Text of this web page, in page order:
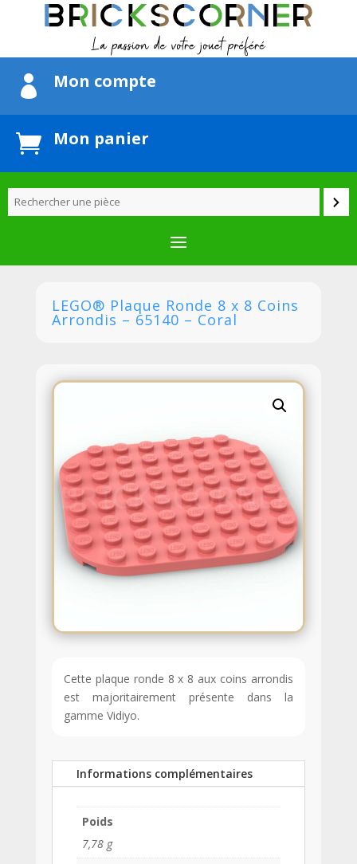
 Mon compte
 Mon panier
LEGO® Plaque Ronde 8 x 8 Coins
Arrondis – 65140 – Coral
Cette plaque ronde 8 x 8 aux coins arrondis
est majoritairement présente dans la
gamme Vidiyo.
Informations complémentaires
Poids
7,78 g